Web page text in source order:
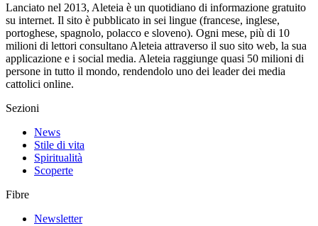
Lanciato nel 2013, Aleteia è un quotidiano di informazione gratuito
su internet. Il sito è pubblicato in sei lingue (francese, inglese,
portoghese, spagnolo, polacco e sloveno). Ogni mese, più di 10
milioni di lettori consultano Aleteia attraverso il suo sito web, la sua
applicazione e i social media. Aleteia raggiunge quasi 50 milioni di
persone in tutto il mondo, rendendolo uno dei leader dei media
cattolici online.
Sezioni
News
Stile di vita
Spiritualità
Scoperte
Fibre
Newsletter